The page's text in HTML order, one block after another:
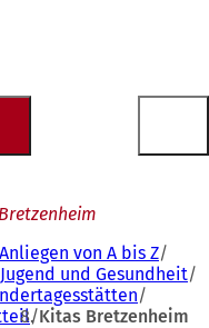
von A bis Z
und Gesundheit
Kitas Bretzenheim